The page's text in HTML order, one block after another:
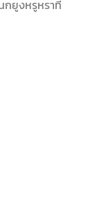
กยูงหรูหราที่